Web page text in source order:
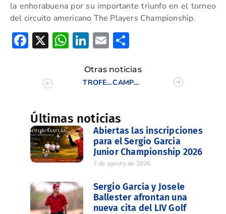
la enhorabuena por su importante triunfo en el torneo
del circuito americano The Players Championship.
Facebook
X WhatsApp
LinkedIn
Email
Otras noticias
TROFEO 75 ANIVERSARIO DE LA R.F.E.G. – SENIOR
CAMPEONATO DOBLES MIXTO DE LA C.V.
Últimas noticias
Abiertas las inscripciones
para el Sergio Garcia
Junior Championship 2026
7 de agosto de 2026
Sergio García y Josele
Ballester afrontan una
nueva cita del LIV Golf